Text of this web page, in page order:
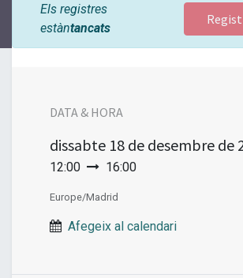
Els registres
estàntancats
DATA & HORA
dissabte 18 de desembre de
12:00 16:00
Europe/Madrid
Afegeix al calendari